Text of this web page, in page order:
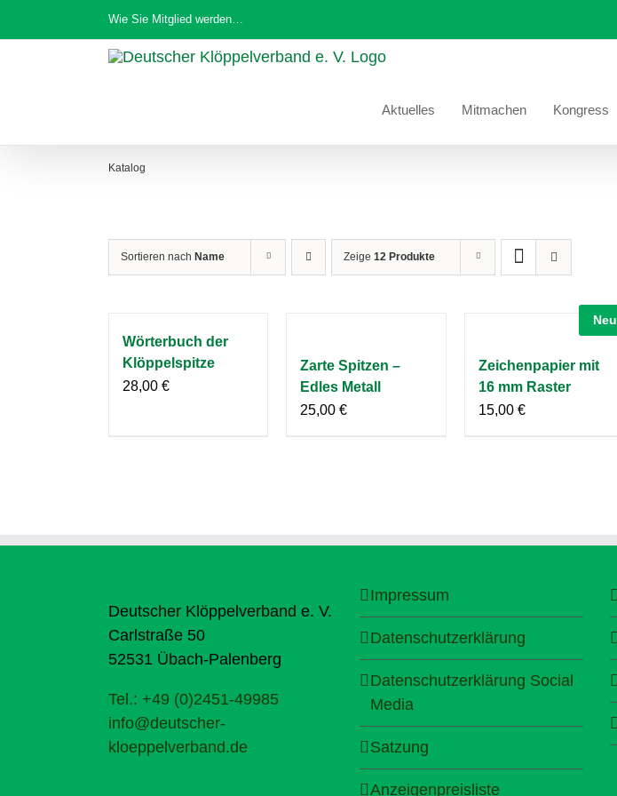
Inhalt
Wie Sie Mitglied werden…
Aktuelles Mitmachen Kongress
Katalog
Sortieren nach Name Zeige 12 Produkte
Wörterbuch der
Klöppelspitze
28,00 €
Zarte Spitzen –
Edles Metall
25,00€
Neu
Zeichenpapier mit
16 mm Raster
15,00 €
Deutscher Klöppelverband e. V.
Carlstraße 50
52531 Übach-Palenberg
Tel.: +49 (0)2451-49985
info@deutscher-
kloeppelverband.de
Impressum
Datenschutzerklärung
Datenschutzerklärung Social
Media
Satzung
Anzeigenpreisliste